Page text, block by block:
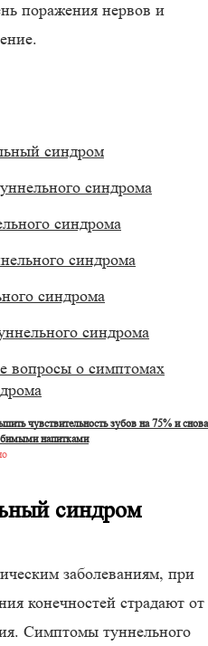
поражения нервов и
синдром
синдрома
синдрома
синдрома
синдрома
синдрома
вопросы о симптомах
чувствительность зубов на 75% и снова
напитками
синдром
заболеваниям, при
конечностей страдают от
Симптомы туннельного